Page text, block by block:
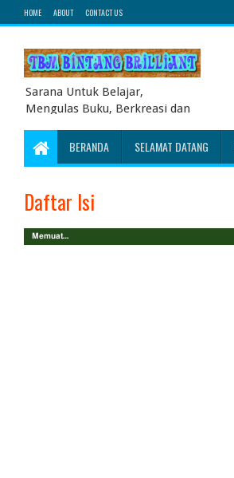
HOME ABOUT CONTACT US
Sarana Untuk Belajar,
Mengulas Buku, Berkreasi dan
Energi Literasi Berbagai soal
ujian sekolah dasar juga
BERANDA SELAMAT DATANG
Daftar Isi
Memuat…